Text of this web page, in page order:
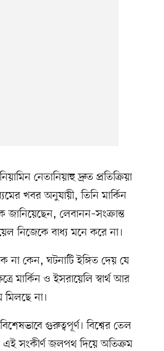
নেতানিয়াহু দ্রুত প্রতিক্রিয়া
খবর অনুযায়ী, তিনি মার্কিন
জানিয়েছেন, লেবানন–সংক্রান্ত
নিজেকে বাধ্য মনে করে না।
কেন, ঘটনাটি ইঙ্গিত দেয় যে
মার্কিন ও ইসরায়েলি স্বার্থ আর
মিলছে না।
গুরুত্বপূর্ণ। বিশ্বের তেল
সংকীর্ণ জলপথ দিয়ে অতিক্রম